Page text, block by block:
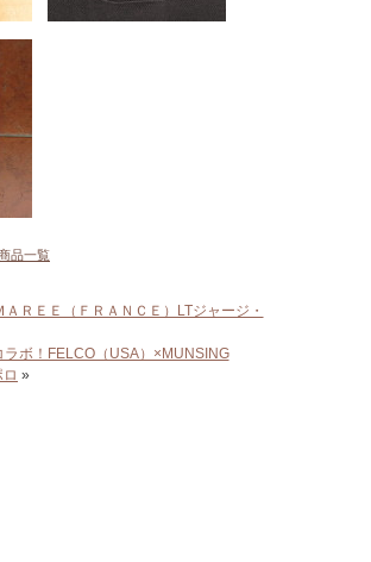
品一覧
ＲＥＥ（ＦＲＡＮＣＥ）LTジャージ・
ボ！FELCO（USA）×MUNSING
»